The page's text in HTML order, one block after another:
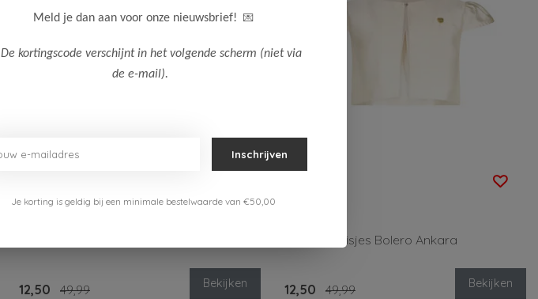
12,50 49,99 Bekijken
Le Chic Meisjes Bolero Ankara
12,50 49,99 Bekijken
Meld je dan aan voor onze nieuwsbrief! 💌
De kortingscode verschijnt in het volgende scherm (niet via
de e-mail).
Inschrijven
Je korting is geldig bij een minimale bestelwaarde van €50,00